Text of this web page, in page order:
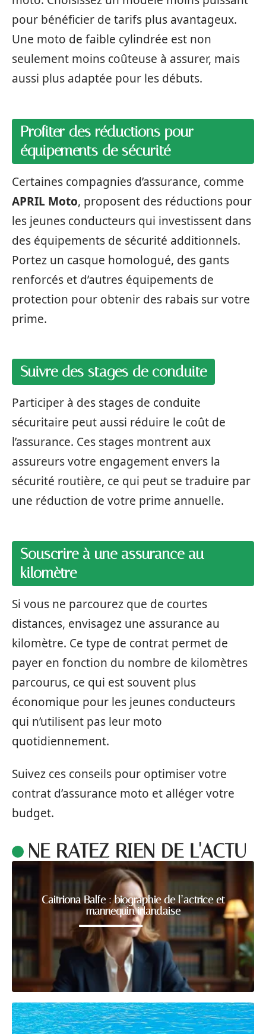
pour bénéficier de tarifs plus avantageux.
Une moto de faible cylindrée est non
seulement moins coûteuse à assurer, mais
aussi plus adaptée pour les débuts.
Profiter des réductions pour
équipements de sécurité
Certaines compagnies d’assurance, comme
APRIL Moto, proposent des réductions pour
les jeunes conducteurs qui investissent dans
des équipements de sécurité additionnels.
Portez un casque homologué, des gants
renforcés et d’autres équipements de
protection pour obtenir des rabais sur votre
prime.
Suivre des stages de conduite
Participer à des stages de conduite
sécuritaire peut aussi réduire le coût de
l’assurance. Ces stages montrent aux
assureurs votre engagement envers la
sécurité routière, ce qui peut se traduire par
une réduction de votre prime annuelle.
Souscrire à une assurance au
kilomètre
Si vous ne parcourez que de courtes
distances, envisagez une assurance au
kilomètre. Ce type de contrat permet de
payer en fonction du nombre de kilomètres
parcourus, ce qui est souvent plus
économique pour les jeunes conducteurs
qui n’utilisent pas leur moto
quotidiennement.
Suivez ces conseils pour optimiser votre
contrat d’assurance moto et alléger votre
budget.
NE RATEZ RIEN DE L'ACTU
Caitriona Balfe : biographie de l’actrice et
mannequin irlandaise